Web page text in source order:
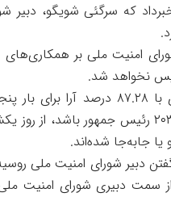
که سرگئی شویگو، دبیر
امنیت ملی بر
نخواهد شد.
«ولادیمیر پوتین» رئیس‌جمهور روسیه که در اغاز سال جاری میلادی
رئیس‌جمهور روسیه انتخاب شد و قرار است به زمان شش سال تا ۲۰۳۰ رئیس
یا جابه‌جا شده‌اند.
دبیر شورای امنیت ملی
از سمت دبیری شورای امنیت